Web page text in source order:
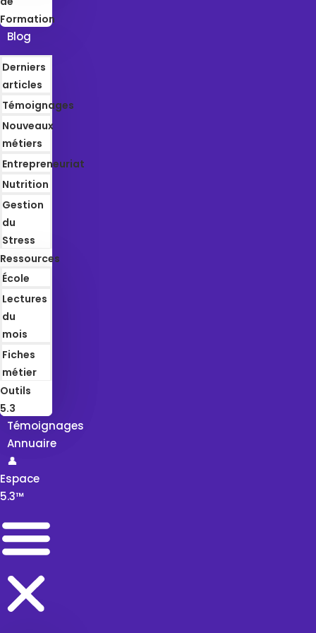
Formation
Blog
Derniers
articles
Témoignages
Nouveaux
métiers
Entrepreneuriat
Nutrition
Gestion
du
Stress
Ressources
École
Lectures
du
mois
Fiches
métier
Outils
5.3
Témoignages
Annuaire
👤
Espace
5.3™